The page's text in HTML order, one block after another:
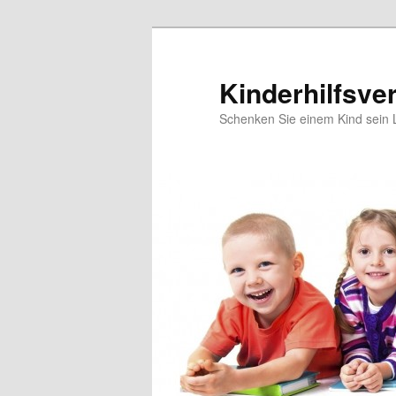
Schenken Sie einem Kind sein